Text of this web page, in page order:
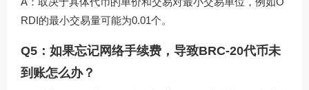
RDI的最小交易量可能为0.01个。
Q5：如果忘记网络手续费，导致BRC-20代币未
到账怎么办？